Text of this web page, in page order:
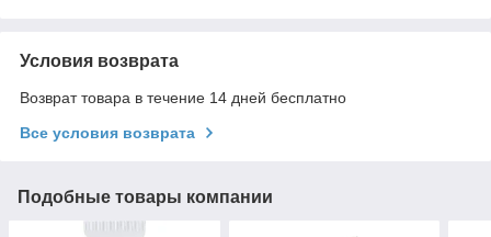
Условия возврата
Возврат товара в течение 14 дней бесплатно
Все условия возврата
Подобные товары компании